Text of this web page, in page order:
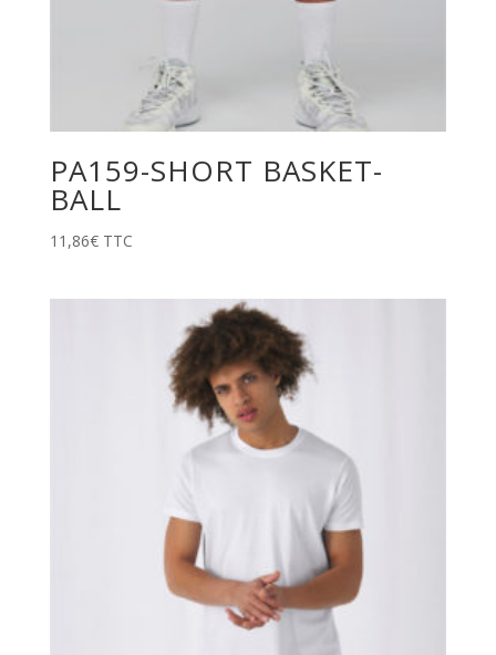
PA159-SHORT BASKET-
BALL
11,86€ TTC